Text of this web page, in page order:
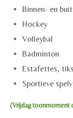
Binnen- en
Hockey
Volleybal
Badminton
Estafettes,
Sportieve
(Vrijdag toonmoment